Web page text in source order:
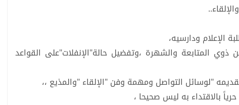
ودارسيه،
ذوي المتابعة والشهرة ،وتفضيل حالة"الإنفلات"على القواعد
"لوسائل التواصل ومهمة وفن "الإلقاء "والمذيع ،،
بالاقتداء به ليس صحيحا ،